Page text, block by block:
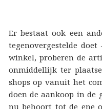
Er bestaat ook een
tegenovergestelde
winkel, proberen de
onmiddellijk ter
shops op vanuit het
doen de aankoop in de
nu behoort tot de ene